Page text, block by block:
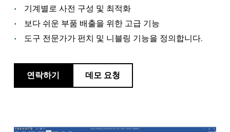
기계별로 사전 구성 및 최적화
보다 쉬운 부품 배출을 위한 고급 기능
도구 전문가가 펀치 및 니블링 기능을 정의합니다.
연락하기 데모 요청
LVD 정보
소식
LVD를발견하다
이벤트
리소스 센터